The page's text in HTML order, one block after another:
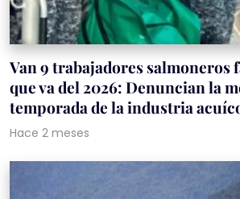
Van 9 trabajadores salmoneros
que va del 2026: Denuncian la
temporada de la industria
Hace 2 meses